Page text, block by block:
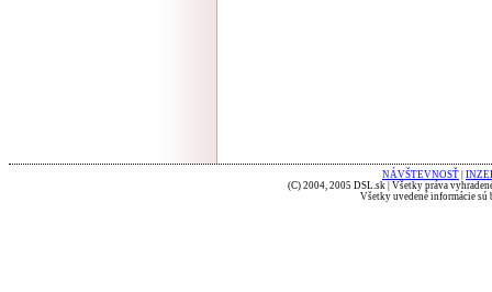
NÁVŠTEVNOSŤ
(C) 2004, 2005 DSL.sk | Všetky práva
Všetky uvedené informácie sú